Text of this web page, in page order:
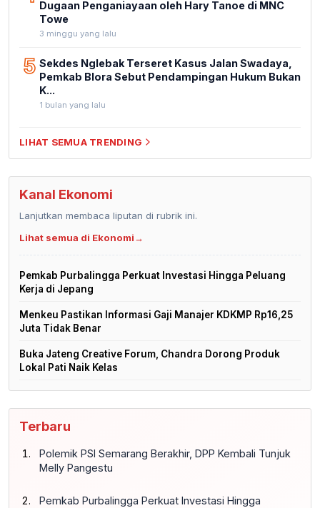
Dugaan Penganiayaan oleh Hary Tanoe di MNC
Towe
3 minggu yang lalu
5 Sekdes Nglebak Terseret Kasus Jalan Swadaya,
Pemkab Blora Sebut Pendampingan Hukum Bukan
K...
1 bulan yang lalu
LIHAT SEMUA TRENDING
Kanal Ekonomi
Lanjutkan membaca liputan di rubrik ini.
Lihat semua di Ekonomi→
Pemkab Purbalingga Perkuat Investasi Hingga Peluang
Kerja di Jepang
Menkeu Pastikan Informasi Gaji Manajer KDKMP Rp16,25
Juta Tidak Benar
Buka Jateng Creative Forum, Chandra Dorong Produk
Lokal Pati Naik Kelas
Terbaru
Polemik PSI Semarang Berakhir, DPP Kembali Tunjuk
Melly Pangestu
Pemkab Purbalingga Perkuat Investasi Hingga